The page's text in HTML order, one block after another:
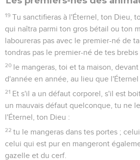
19 Tu sanctifieras à l'Éternel, ton Dieu,
qui naîtra parmi ton gros bétail ou ton
laboureras pas avec le premier-né de
tondras pas le premier-né de tes brebis
20 le mangeras, toi et ta maison,
d'année en année, au lieu que l'Éternel
21 Et s'il a un défaut corporel, s'il est
un mauvais défaut quelconque, tu ne
l'Éternel, ton Dieu :
22 tu le mangeras dans tes portes ;
celui qui est pur en mangeront
gazelle et du cerf.